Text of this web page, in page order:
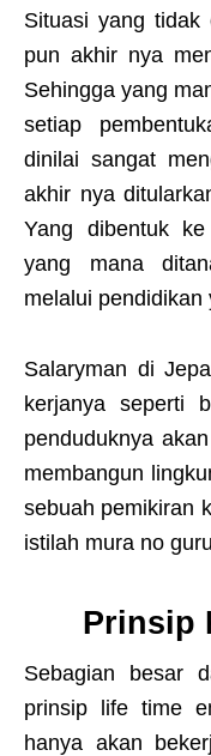
Situasi yang tidak
pun akhir nya
Sehingga yang
setiap
dinilai sangat
akhir nya
Yang dibentuk
yang mana
melalui pendidikan
Salaryman di
kerjanya seperti
penduduknya
membangun
sebuah pemikiran
istilah mura no
Prinsip
Sebagian besar
prinsip life time
hanya akan